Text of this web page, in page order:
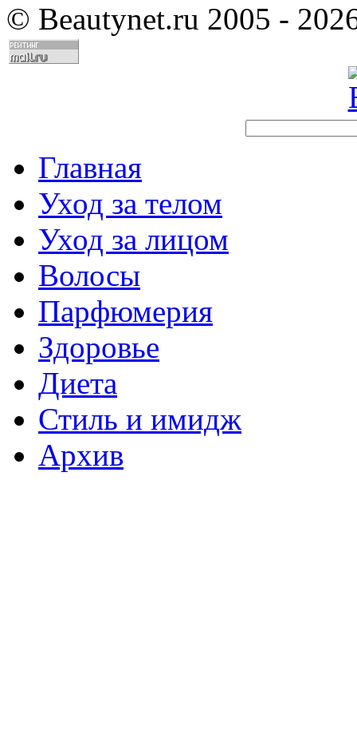
© Beautynet.ru 2005 -
Главная
Уход за телом
Уход за лицом
Волосы
Парфюмерия
Здоровье
Диета
Стиль и имидж
Архив